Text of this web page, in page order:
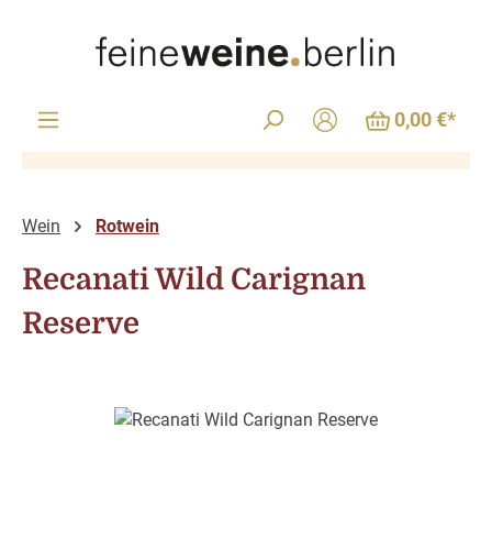
0,00 €*
Wein Rotwein
Recanati Wild Carignan
Reserve
Bildergalerie überspringen